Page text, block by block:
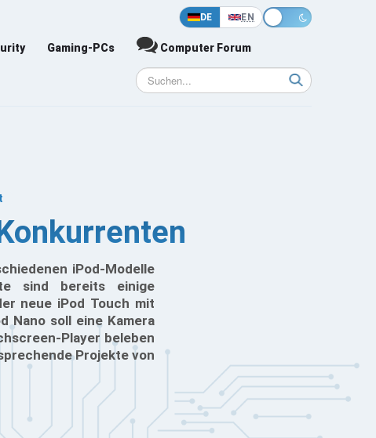
DE EN
Gaming-PCs Computer Forum
iPod-Modelle
sind bereits einige
neue iPod Touch mit
Nano soll eine Kamera
Player beleben
Projekte von